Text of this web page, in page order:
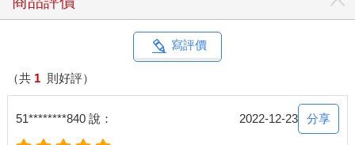
寫評價
（共 1 則好評）
51********840 說： 2022-12-23 分享